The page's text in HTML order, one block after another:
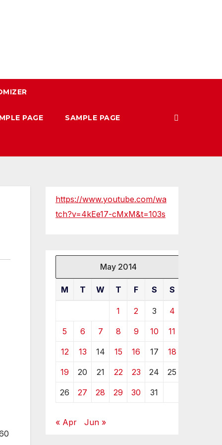
PAGE SAMPLE PAGE
https://www.youtube.com/wa
tch?v=4kEe17-cMxM&t=103s
May 2014
M T W T F S S
1 2 3 4
5 6 7 8 9 10 11
12 13 14 15 16 17 18
19 20 21 22 23 24 25
26 27 28 29 30 31
« Apr Jun »